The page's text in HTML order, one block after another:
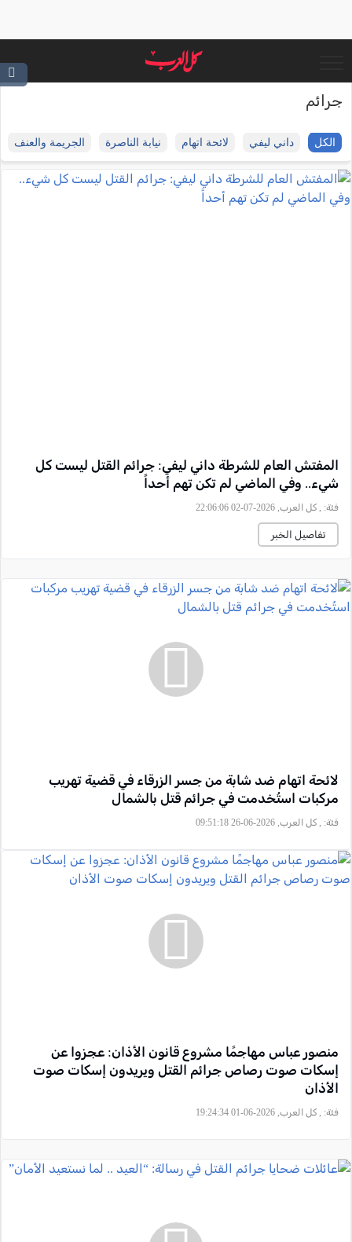
جرائم
الكل داني ليفي لائحة اتهام نيابة الناصرة الجريمة والعنف
المفتش العام للشرطة داني ليفي: جرائم القتل ليست كل
شيء.. وفي الماضي لم تكن تهم أحداً
فئة: , كل العرب, 2026-07-02 22:06:06
تفاصيل الخبر
لائحة اتهام ضد شابة من جسر الزرقاء في قضية تهريب
مركبات استُخدمت في جرائم قتل بالشمال
فئة: , كل العرب, 2026-06-26 09:51:18
منصور عباس مهاجمًا مشروع قانون الأذان: عجزوا عن
إسكات صوت رصاص جرائم القتل ويريدون إسكات صوت
الأذان
فئة: , كل العرب, 2026-06-01 19:24:34